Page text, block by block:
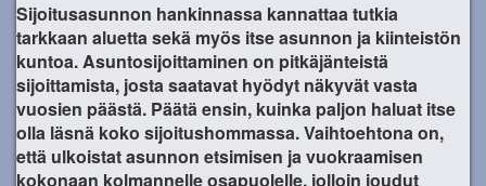
Sijoitusasunnon hankinnassa kannattaa tutkia
tarkkaan aluetta sekä myös itse asunnon ja kiinteistön
kuntoa. Asuntosijoittaminen on pitkäjänteistä
sijoittamista, josta saatavat hyödyt näkyvät vasta
vuosien päästä. Päätä ensin, kuinka paljon haluat itse
olla läsnä koko sijoitushommassa. Vaihtoehtona on,
että ulkoistat asunnon etsimisen ja vuokraamisen
kokonaan kolmannelle osapuolelle, jolloin joudut